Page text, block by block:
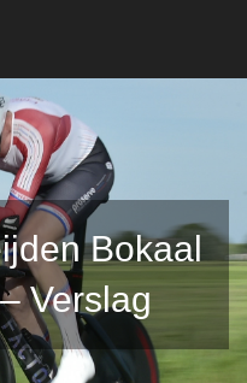
Bokaal
Verslag